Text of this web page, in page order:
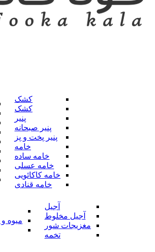
کشک
کشک
پنیر
پنیر صبحانه
پنیر پخت و پز
خامه
خامه ساده
خامه عسلی
خامه کاکائویی
خامه قنادی
آجیل
آجیل مخلوط
مغزیجات شور
تخمه
میوه